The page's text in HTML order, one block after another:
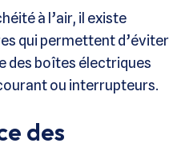
à l’air, il existe
qui permettent d’éviter
des boîtes électriques
ou interrupteurs.
des